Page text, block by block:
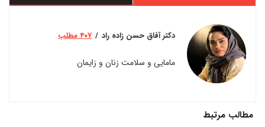
دکتر آفاق حسن زاده راد ۴۰۷ مطلب
مامایی و سلامت زنان و زایمان
مطالب مرتبط